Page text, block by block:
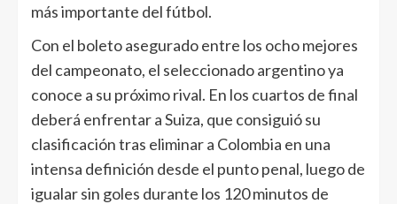
más importante del fútbol.
Con el boleto asegurado entre los ocho mejores
del campeonato, el seleccionado argentino ya
conoce a su próximo rival. En los cuartos de final
deberá enfrentar a Suiza, que consiguió su
clasificación tras eliminar a Colombia en una
intensa definición desde el punto penal, luego de
igualar sin goles durante los 120 minutos de